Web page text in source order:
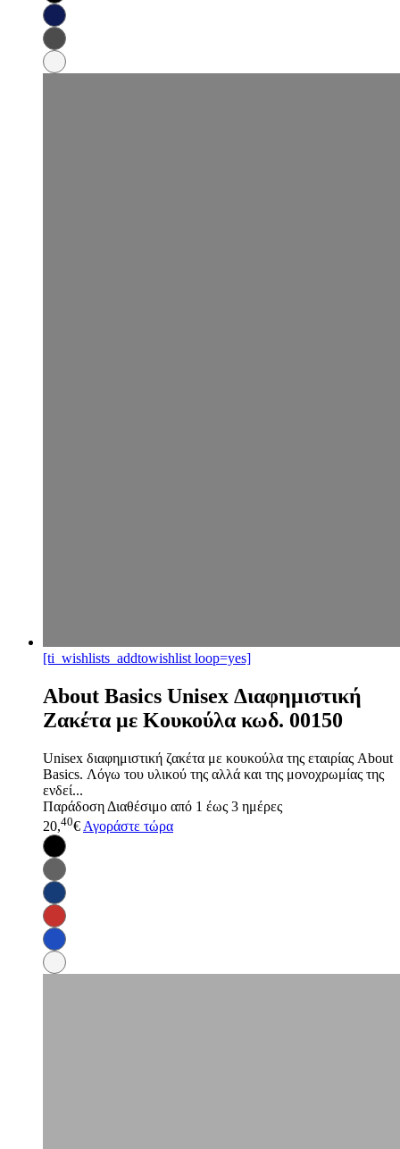
[ti_wishlists_addtowishlist loop=yes]
About Basics Unisex Διαφημιστική
Ζακέτα με Κουκούλα κωδ. 00150
Unisex διαφημιστική ζακέτα με κουκούλα της εταιρίας About
Basics. Λόγω του υλικού της αλλά και της μονοχρωμίας της
ενδεί...
Παράδοση Διαθέσιμο από 1 έως 3 ημέρες
20,40€ Αγοράστε τώρα